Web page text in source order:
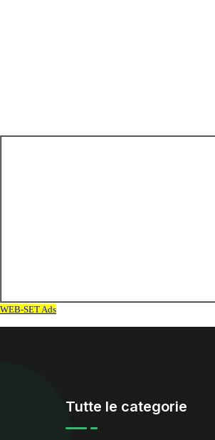
Tutte le categorie